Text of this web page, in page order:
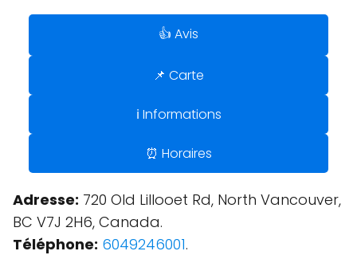
👍 Avis
📌 Carte
ℹ️ Informations
⏰ Horaires
Adresse: 720 Old Lillooet Rd, North Vancouver,
BC V7J 2H6, Canada.
Téléphone: 6049246001.